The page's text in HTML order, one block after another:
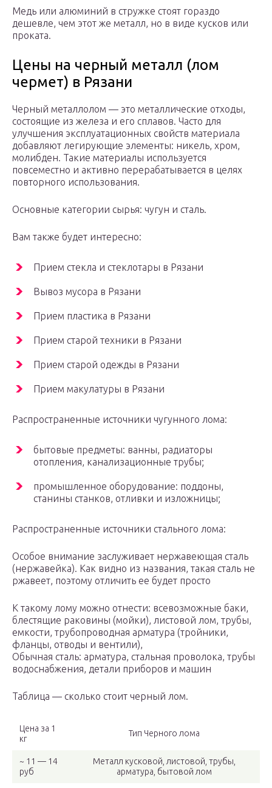
Медь или алюминий в стружке стоят гораздо
дешевле, чем этот же металл, но в виде кусков или
проката.
Цены на черный металл (лом
чермет) в Рязани
Черный металлолом — это металлические отходы,
состоящие из железа и его сплавов. Часто для
улучшения эксплуатационных свойств материала
добавляют легирующие элементы: никель, хром,
молибден. Такие материалы используется
повсеместно и активно перерабатывается в целях
повторного использования.
Основные категории сырья: чугун и сталь.
Вам также будет интересно:
Прием стекла и стеклотары в Рязани
Вывоз мусора в Рязани
Прием пластика в Рязани
Прием старой техники в Рязани
Прием старой одежды в Рязани
Прием макулатуры в Рязани
Распространенные источники чугунного лома:
бытовые предметы: ванны, радиаторы
отопления, канализационные трубы;
промышленное оборудование: поддоны,
станины станков, отливки и изложницы;
Распространенные источники стального лома:
Особое внимание заслуживает нержавеющая сталь
(нержавейка). Как видно из названия, такая сталь не
ржавеет, поэтому отличить ее будет просто
К такому лому можно отнести: всевозможные баки,
блестящие раковины (мойки), листовой лом, трубы,
емкости, трубопроводная арматура (тройники,
фланцы, отводы и вентили),
Обычная сталь: арматура, стальная проволока, трубы
водоснабжения, детали приборов и машин
Таблица — сколько стоит черный лом.
Цена за 1
кг
Тип Черного лома
~ 11 — 14
руб
Металл кусковой, листовой, трубы,
арматура, бытовой лом